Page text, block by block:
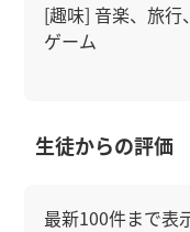
[趣味] 音楽、旅行
ゲーム
生徒からの評価
最新100件まで表